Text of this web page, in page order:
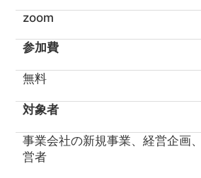
zoom
参加費
無料
対象者
事業会社の新規事業、経営企画
営者